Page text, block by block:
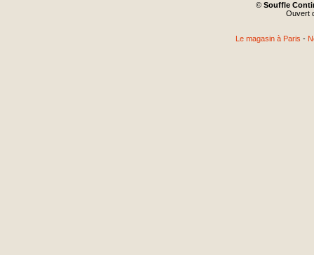
© Souffle
Ouvert
Le magasin à Paris -